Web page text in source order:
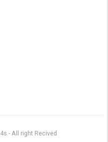
- All right Recived